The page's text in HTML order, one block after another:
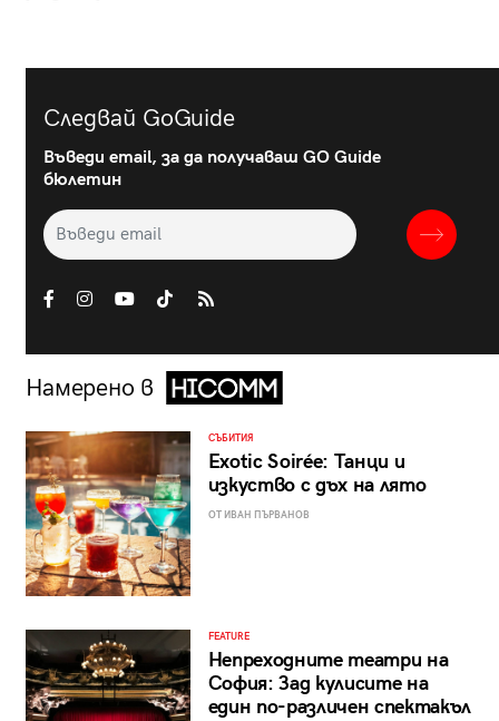
Следвай GoGuide
Въведи email, за да получаваш GO Guide
бюлетин
Намерено в
СЪБИТИЯ
Exotic Soirée: Танци и
изкуство с дъх на лято
ОТ ИВАН ПЪРВАНОВ
FEATURE
Непреходните театри на
София: Зад кулисите на
един по-различен спектакъл